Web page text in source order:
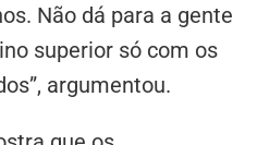
Não dá para a gente
superior só com os
argumentou.